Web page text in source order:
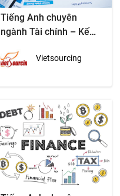
Tiếng Anh chuyên
ngành Tài chính – Kế
Vietsourcing